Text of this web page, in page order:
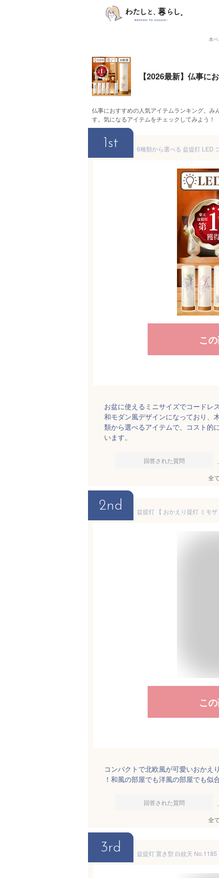
本
【2026最新】仏事に
仏事におすすめの人気アイテムランキング。
す。気になるアイテムをチェックしてみよう！
1st
こ
お盆に使えるミニサイズでコードレ
和モダン風デザインになっており、
類から選べるアイテムで、コスト的
います。
回答された質問
全
2nd
こ
コンパクトで北欧風が可愛いおかえ
！和風の部屋でも洋風の部屋でも
回答された質問
全
3rd